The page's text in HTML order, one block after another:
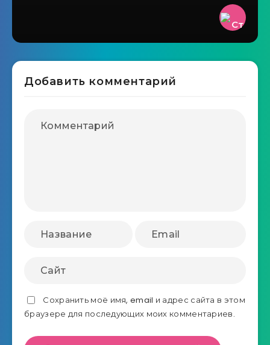
Добавить комментарий
Сохранить моё имя, email и адрес сайта в этом
браузере для последующих моих комментариев.